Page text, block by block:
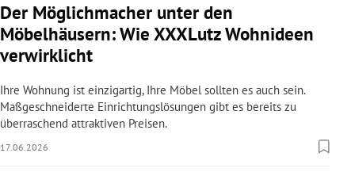
Untermenü
Untermenü
Untermenü
Untermenü
Der Möglichmacher unter den
Möbelhäusern: Wie XXXLutz Wohnideen
verwirklicht
Ihre Wohnung ist einzigartig, Ihre Möbel sollten es auch sein.
Maßgeschneiderte Einrichtungslösungen gibt es bereits zu
überraschend attraktiven Preisen.
17.06.2026